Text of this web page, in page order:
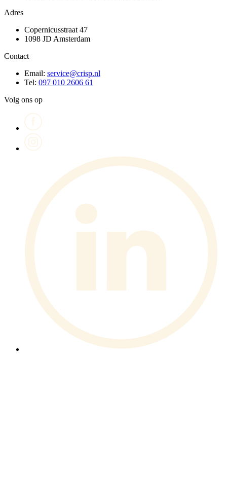
Adres
Copernicusstraat 47
1098 JD Amsterdam
Contact
Email: service@crisp.nl
Tel: 097 010 2606 61
Volg ons op